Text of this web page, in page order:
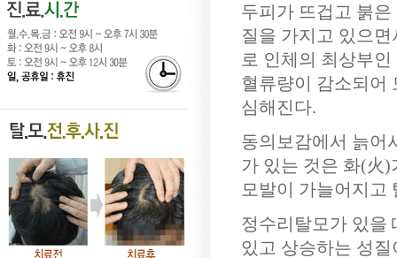
두피가 뜨겁고 붉
질을 가지고 있으
로 인체의 최상부
혈류량이 감소되어
심해진다.
동의보감에서 늙어
가 있는 것은 화(火
모발이 가늘어지고
정수리탈모가 있을
있고 상승하는 성